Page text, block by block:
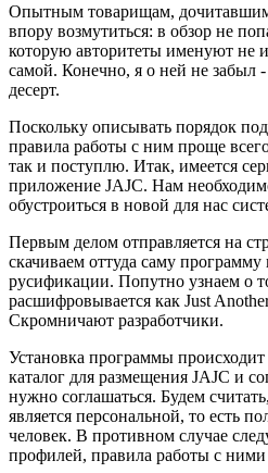
Опытным товарищам,
впору возмутиться: в обзор не
которую авторитеты именуют не
самой. Конечно, я о ней не забыл
десерт.
Поскольку описывать порядок
правила работы с ним проще
так и поступлю. Итак, имеется
приложение JAJC. Нам
обустроиться в новой для нас
Первым делом отправляется на
скачиваем оттуда саму
русификации. Попутно узнаем о
расшифровывается как Just
Скромничают разработчики.
Установка программы
каталог для размещения JAJC и
нужно соглашаться. Будем
является персональной, то есть
человек. В противном случае
профилей, правила работы с